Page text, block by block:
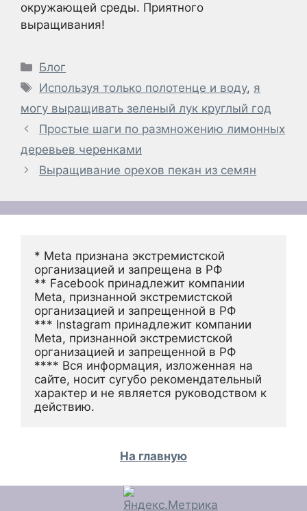
окружающей среды. Приятного
выращивания!
Рубрики
Блог
Метки
Используя только полотенце и воду, я
могу выращивать зеленый лук круглый год
Простые шаги по размножению лимонных
деревьев черенками
Выращивание орехов пекан из семян
* Meta признана экстремистской
организацией и запрещена в РФ
** Facebook принадлежит компании
Meta, признанной экстремистской
организацией и запрещенной в РФ
*** Instagram принадлежит компании
Meta, признанной экстремистской
организацией и запрещенной в РФ
**** Вся информация, изложенная на
сайте, носит сугубо рекомендательный
характер и не является руководством к
действию.
На главную